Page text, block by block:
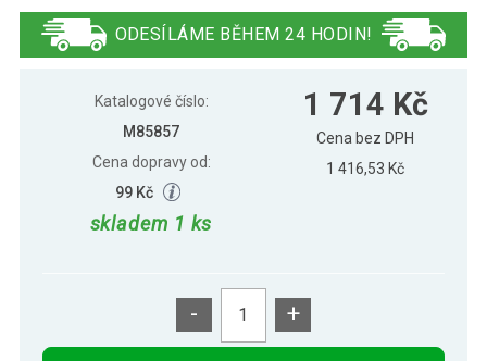
černá, 3 m²
světlé dřevo, 3 m²
1 856 Kč
ODESÍLÁME BĚHEM 24 HODIN!
Katalogové číslo:
M85857
Cena dopravy od:
99 Kč
skladem 1 ks
1 714 Kč
Cena bez DPH
1 416,53 Kč
- +